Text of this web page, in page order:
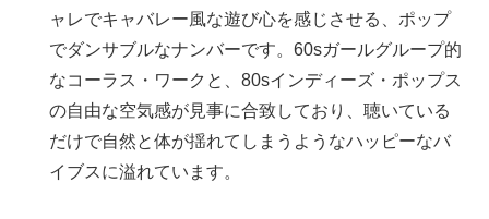
ャレでキャバレー風な遊び心を感じさせる、ポップ
でダンサブルなナンバーです。60sガールグループ的
なコーラス・ワークと、80sインディーズ・ポップス
の自由な空気感が見事に合致しており、聴いている
だけで自然と体が揺れてしまうようなハッピーなバ
イブスに溢れています。